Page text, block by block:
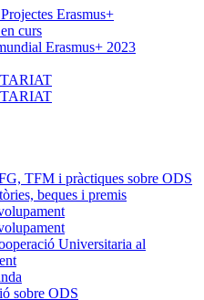
Erasmus+
curs
Erasmus+ 2023
TFM i pràctiques sobre ODS
beques i premis
Universitaria al
sobre ODS